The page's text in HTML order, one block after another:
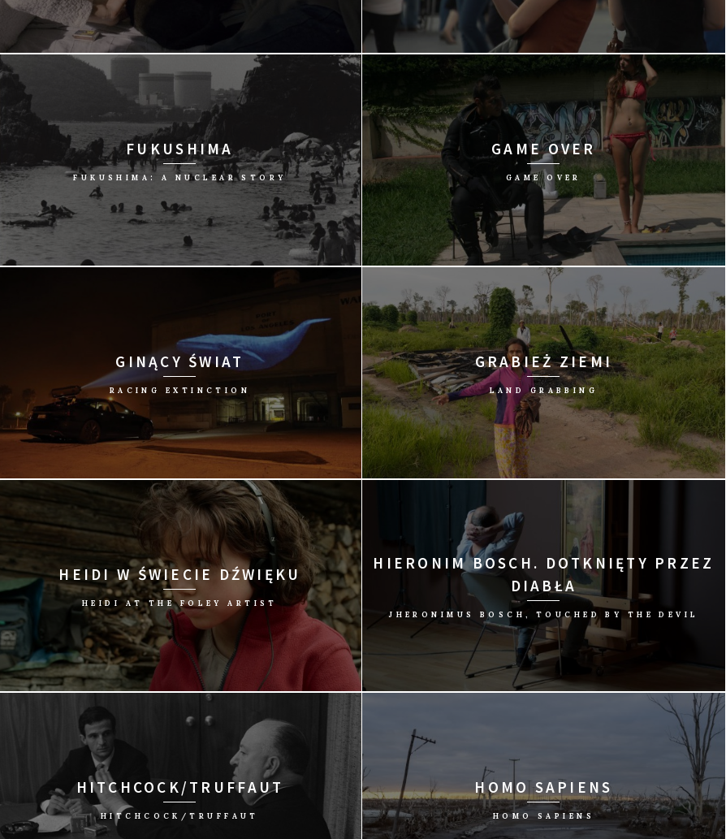
reż. Jan Gassman/Szwajcaria, Niemcy, 2015/99 min reż. Jakob Gottschau/Dania, 2015/59 min
FUKUSHIMA
FUKUSHIMA: A NUCLEAR STORY
GAME OVER
GAME OVER
reż. Alba Sotorra/Hiszpania, Niemcy, 2015/78 min
GINĄCY ŚWIAT
RACING EXTINCTION
reż. Louie Psihoyos/USA, 2015/95 min
GRABIEŻ ZIEMI
LAND GRABBING
HEIDI W ŚWIECIE DŹWIĘKU
HEIDI AT THE FOLEY ARTIST
reż. Christian Frei/Szwajcaria, 2016/14 min
HIERONIM BOSCH. DOTKNIĘTY PRZEZ
DIABŁA
JHERONIMUS BOSCH, TOUCHED BY THE DEVIL
HITCHCOCK/TRUFFAUT
HITCHCOCK/TRUFFAUT
HOMO SAPIENS
HOMO SAPIENS